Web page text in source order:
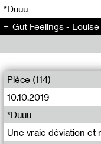
*Duuu
Gut Feelings -
Pièce (114)
10.10.2019
Une vraie déviation et
*Duuu
00
00